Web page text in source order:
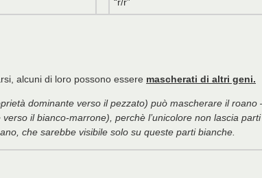
alcuni di loro possono essere mascherati di altri geni.
dominante verso il pezzato) può mascherare il roano
il bianco-marrone), perchè l’unicolore non lascia parti
che sarebbe visibile solo su queste parti bianche.